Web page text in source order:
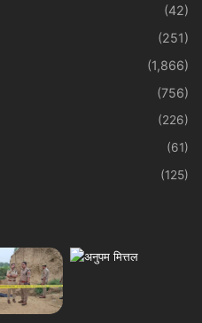
(42)
(251)
(1,866)
(756)
(226)
(61)
(125)